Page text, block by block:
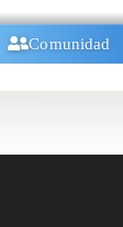
Comunidad